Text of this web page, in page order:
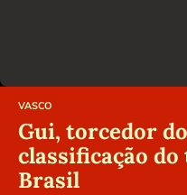
VASCO
Gui, torcedor
classificação do
Brasil